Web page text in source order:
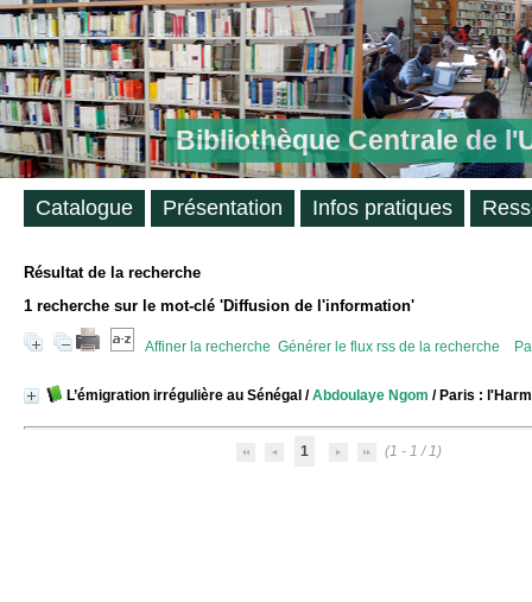
Bibliothèque Centrale de
Résultat de la recherche
1 recherche sur le mot-clé 'Diffusion de l'information'
Affiner la recherche Générer le flux rss de la recherche
L’émigration irrégulière au Sénégal /Abdoulaye Ngom / Paris :
1 (1 - 1 / 1)
Catalogue Présentation Infos pratiques